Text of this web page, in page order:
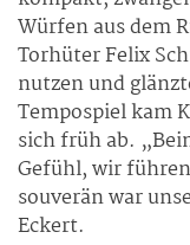
Würfen aus dem
Torhüter Felix
nutzen und
Tempospiel kam
sich früh ab.
Gefühl, wir
souverän war
Eckert.